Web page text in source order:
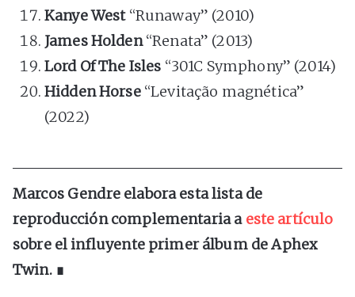
Kanye West“Runaway” (2010)
James Holden“Renata” (2013)
Lord Of The Isles “301C Symphony” (2014)
Hidden Horse“Levitação magnética”
(2022)
Marcos Gendre elabora esta lista de
reproducción complementaria a este artículo
sobre el influyente primer álbum de Aphex
Twin. ∎